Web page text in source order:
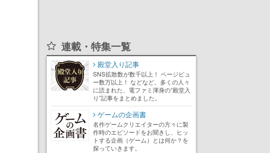
連載・特集一覧
殿堂入り記事
SNS拡散数が数千以上！ ページビュ
ー数万以上！ などなど。多くの人々
に読まれた、電ファミ渾身の“殿堂入
り”記事をまとめました。
ゲームの企画書
名作ゲームクリエイターの方々に製
作時のエピソードをお聞きし、ヒッ
トする企画（ゲーム）とは何か？を
探っていきます。